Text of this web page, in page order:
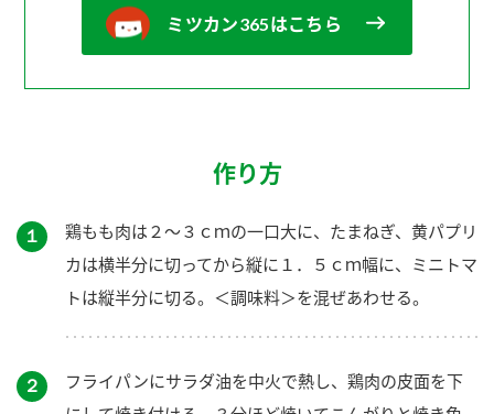
ミツカン365はこちら
作り方
１
鶏もも肉は２～３ｃｍの一口大に、たまねぎ、黄パプリ
カは横半分に切ってから縦に１．５ｃｍ幅に、ミニトマ
トは縦半分に切る。＜調味料＞を混ぜあわせる。
２
フライパンにサラダ油を中火で熱し、鶏肉の皮面を下